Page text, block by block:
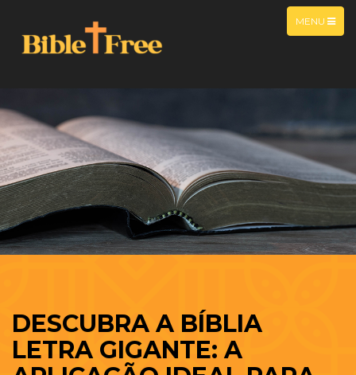
MENU
DESCUBRA A BÍBLIA
LETRA GIGANTE: A